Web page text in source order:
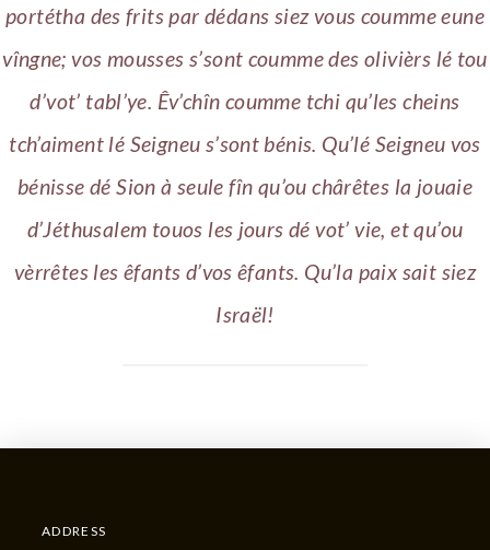
portétha des frits par dédans siez vous coumme eune
vîngne; vos mousses s’sont coumme des olivièrs lé tou
d’vot’ tabl’ye. Êv’chîn coumme tchi qu’les cheins
tch’aiment lé Seigneu s’sont bénis. Qu’lé Seigneu vos
bénisse dé Sion à seule fîn qu’ou chârêtes la jouaie
d’Jéthusalem touos les jours dé vot’ vie, et qu’ou
vèrrêtes les êfants d’vos êfants. Qu’la paix sait siez
Israël!
ADDRESS